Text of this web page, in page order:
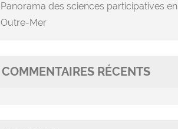
Panorama des sciences participatives en
Outre-Mer
COMMENTAIRES RÉCENTS